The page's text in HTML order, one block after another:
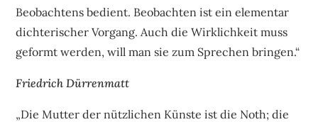
Beobachtens bedient. Beobachten ist ein elementar
dichterischer Vorgang. Auch die Wirklichkeit muss
geformt werden, will man sie zum Sprechen bringen.“
Friedrich Dürrenmatt
„Die Mutter der nützlichen Künste ist die Noth; die